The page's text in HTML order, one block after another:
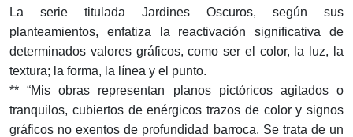
La serie titulada Jardines Oscuros, según sus
planteamientos, enfatiza la reactivación significativa de
determinados valores gráficos, como ser el color, la luz, la
textura; la forma, la línea y el punto.
** “Mis obras representan planos pictóricos agitados o
tranquilos, cubiertos de enérgicos trazos de color y signos
gráficos no exentos de profundidad barroca. Se trata de un